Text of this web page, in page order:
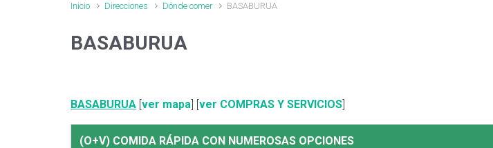
Inicio Direcciones Dónde comer BASABURUA
BASABURUA
BASABURUA [ver mapa] [ver COMPRAS Y SERVICIOS]
(O+V) COMIDA RÁPIDA CON NUMEROSAS OPCIONES